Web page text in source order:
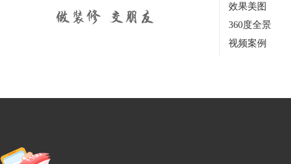
效果美图
360度全景
视频案例